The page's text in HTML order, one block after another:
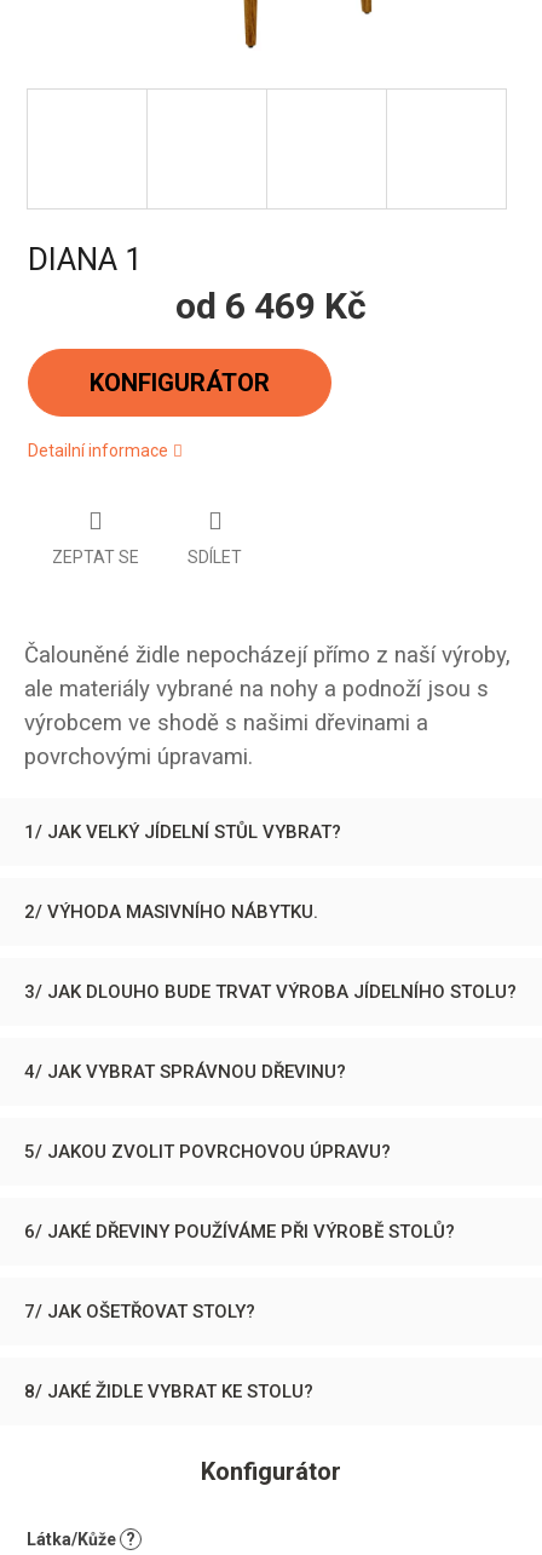
DIANA 1
od 6 469 Kč
Měrná
cena:
KONFIGURÁTOR
Detailní informace
ZEPTAT SE SDÍLET
Čalouněné židle nepocházejí přímo z naší výroby,
ale materiály vybrané na nohy a podnoží jsou s
výrobcem ve shodě s našimi dřevinami a
povrchovými úpravami.
1/ JAK VELKÝ JÍDELNÍ STŮL VYBRAT?
2/ VÝHODA MASIVNÍHO NÁBYTKU.
3/ JAK DLOUHO BUDE TRVAT VÝROBA JÍDELNÍHO STOLU?
4/ JAK VYBRAT SPRÁVNOU DŘEVINU?
5/ JAKOU ZVOLIT POVRCHOVOU ÚPRAVU?
6/ JAKÉ DŘEVINY POUŽÍVÁME PŘI VÝROBĚ STOLŮ?
7/ JAK OŠETŘOVAT STOLY?
8/ JAKÉ ŽIDLE VYBRAT KE STOLU?
Konfigurátor
Látka/Kůže ?